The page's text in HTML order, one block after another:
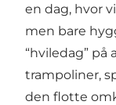
en dag, hvor
men bare
“hviledag”
trampoliner,
den flotte